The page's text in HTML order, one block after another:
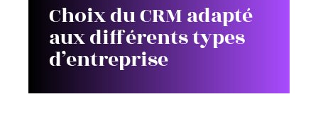
Choix du CRM adapté
aux différents types
d’entreprise